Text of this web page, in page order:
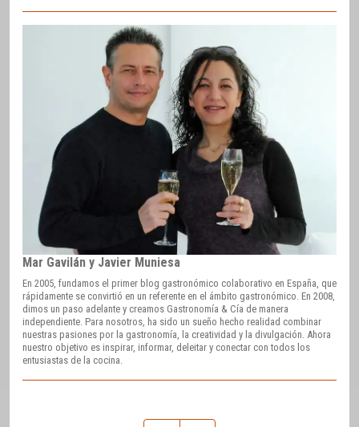
Mar Gavilán y Javier Muniesa
En 2005, fundamos el primer blog gastronómico colaborativo en España, que
rápidamente se convirtió en un referente en el ámbito gastronómico. En 2008,
dimos un paso adelante y creamos Gastronomía & Cía de manera
independiente. Para nosotros, ha sido un sueño hecho realidad combinar
nuestras pasiones por la gastronomía, la creatividad y la divulgación. Ahora
nuestro objetivo es inspirar, informar, deleitar y conectar con todos los
entusiastas de la cocina.